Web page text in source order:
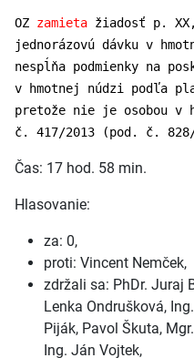
OZ zamieta žiadosť p.
jednorázovú dávku v
nespĺňa podmienky na
v hmotnej núdzi podľa
pretože nie je osobou v
č. 417/2013 (pod. č.
Čas: 17 hod. 58 min.
Hlasovanie:
za: 0,
proti: Vincent Nemček,
zdržali sa: PhDr. Juraj
Lenka Ondrušková,
Piják, Pavol Škuta,
Ing. Ján Vojtek,